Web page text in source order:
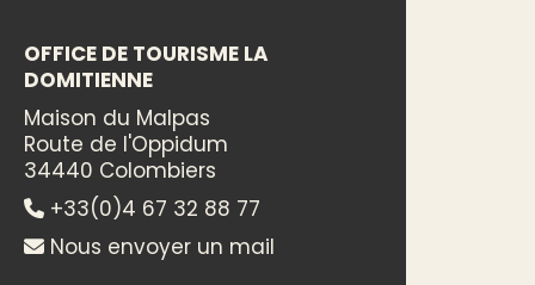
OFFICE DE TOURISME LA
DOMITIENNE
Maison du Malpas
Route de l'Oppidum
34440 Colombiers
+33(0)4 67 32 88 77
Nous envoyer un mail